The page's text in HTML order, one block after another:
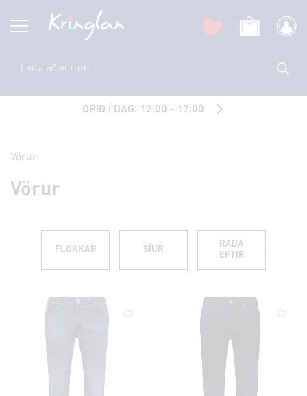
OPIÐ Í DAG: 12:00 - 17:00
Vörur
Vörur
FLOKKAR SÍUR
RAÐA
EFTIR